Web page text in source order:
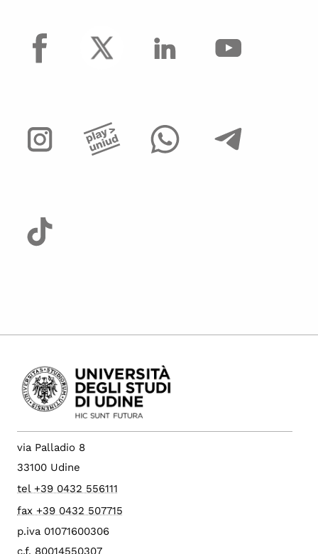
facebook
via Palladio 8
33100 Udine
tel +39 0432 556111
fax +39 0432 507715
p.iva 01071600306
c.f. 80014550307